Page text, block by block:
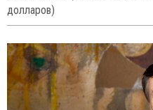
долларов)